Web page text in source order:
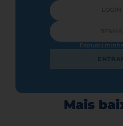
Esqueci
Mais